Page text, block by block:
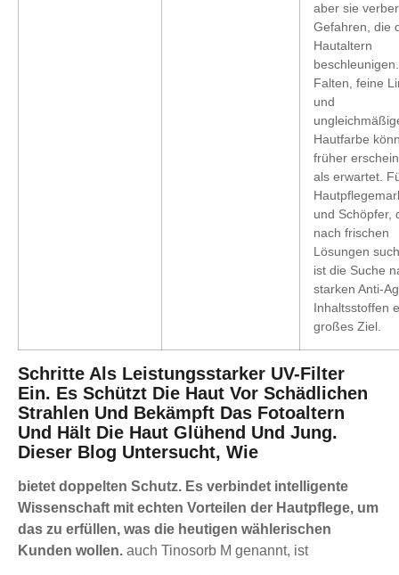
aber sie
Gefahren, die
Hautaltern
beschleunigen.
Falten, feine
und
Hautfarbe
früher
als erwartet.
und Schöpfer,
nach frischen
Lösungen
ist die Suche
starken Anti-
Inhaltsstoffen
großes Ziel.
Schritte Als Leistungsstarker UV-Filter
Ein. Es Schützt Die Haut Vor Schädlichen
Strahlen Und Bekämpft Das Fotoaltern
Und Hält Die Haut Glühend Und Jung.
Dieser Blog Untersucht, Wie
bietet doppelten Schutz. Es verbindet intelligente
Wissenschaft mit echten Vorteilen der Hautpflege, um
das zu erfüllen, was die heutigen wählerischen
Kunden wollen. auch Tinosorb M genannt, ist